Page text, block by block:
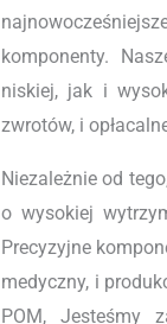
komponenty.
niskiej, jak i
zwrotów, i
Niezależnie od
o wysokiej
Precyzyjne
medyczny, i
POM, Jesteśmy